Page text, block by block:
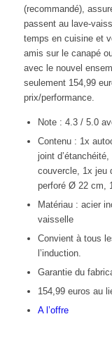
(recommandé),
passent au lave-
temps en cuisine et
amis sur le canapé
avec le nouvel
seulement 154,99
prix/performance.
Note : 4.3 / 5.0
Contenu : 1x
joint
couvercle, 1x jeu
perforé Ø 22 cm,
Matériau : acier
vaisselle
Convient à tous
l’induction.
Garantie du
154,99 euros au
A l’offre